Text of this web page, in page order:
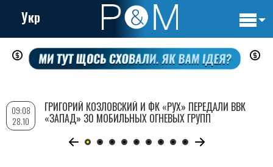
Перейти
содержанию
Укр
09:08
28.10
ГРИГОРИЙ КОЗЛОВСКИЙ И ФК «РУХ» ПЕРЕДАЛИ ВВК
«ЗАПАД» 30 МОБИЛЬНЫХ ОГНЕВЫХ ГРУПП